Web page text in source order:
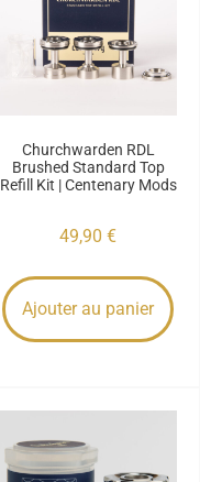
Churchwarden RDL
Brushed Standard Top
Refill Kit | Centenary Mods
49,90 €
Ajouter au panier